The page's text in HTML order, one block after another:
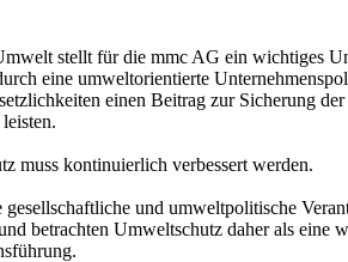
stellt für die mmc AG ein wichtiges
eine umweltorientierte
einen Beitrag zur Sicherung
muss kontinuierlich verbessert werden.
gesellschaftliche und umweltpolitische
betrachten Umweltschutz daher als eine